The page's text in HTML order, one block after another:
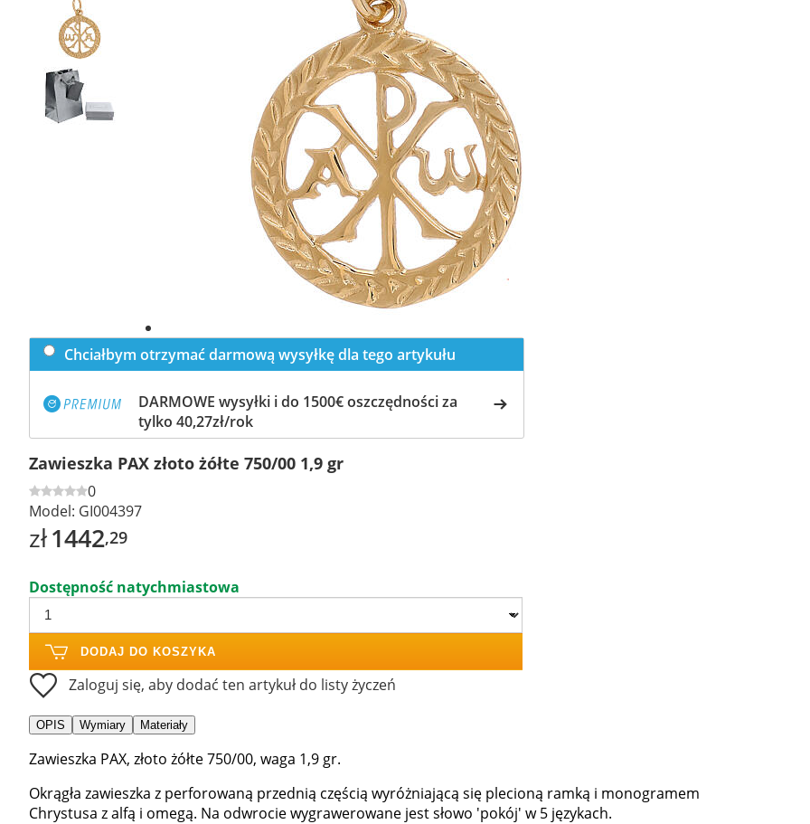
Chciałbym otrzymać darmową wysyłkę dla tego artykułu
DARMOWE wysyłki i do 1500€ oszczędności za
tylko 40,27zł/rok
Zawieszka PAX złoto żółte 750/00 1,9 gr
0
Model: GI004397
zł1442,29
Dostępność natychmiastowa
DODAJ DO KOSZYKA
Zaloguj się, aby dodać ten artykuł do listy życzeń
OPIS Wymiary Materiały
Zawieszka PAX, złoto żółte 750/00, waga 1,9 gr.
Okrągła zawieszka z perforowaną przednią częścią wyróżniającą się plecioną ramką i monogramem
Chrystusa z alfą i omegą. Na odwrocie wygrawerowane jest słowo 'pokój' w 5 językach.